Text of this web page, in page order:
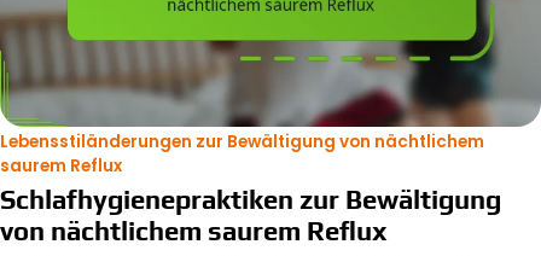
Lebensstiländerungen zur Bewältigung von nächtlichem
saurem Reflux
Schlafhygienepraktiken zur Bewältigung
von nächtlichem saurem Reflux